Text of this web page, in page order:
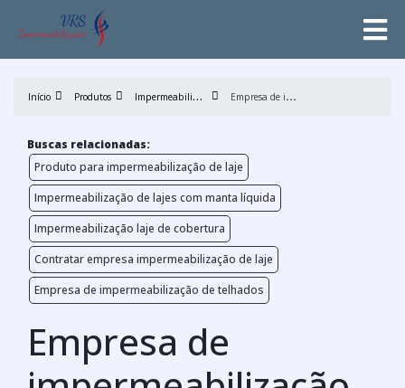
Início Produtos I
mpermeabilização de lajes E
mpresa de impermeabilização de lajes em sp
Buscas relacionadas:
Produto para impermeabilização de laje
Impermeabilização de lajes com manta líquida
Impermeabilização laje de cobertura
Contratar empresa impermeabilização de laje
Empresa de impermeabilização de telhados
Empresa de